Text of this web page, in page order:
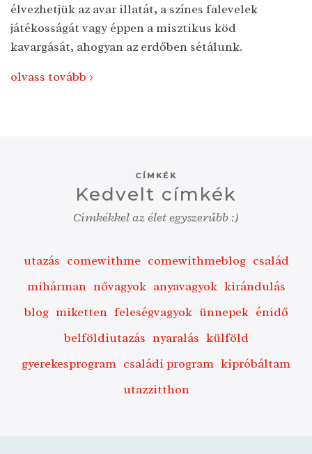
élvezhetjük az avar illatát, a színes falevelek
játékosságát vagy éppen a misztikus köd
kavargását, ahogyan az erdőben sétálunk.
olvass tovább >
CÍMKÉK
Kedvelt címkék
Címkékkel az élet egyszerűbb :)
utazás comewithme comewithmeblog család
mihárman nővagyok anyavagyok kirándulás
blog miketten feleségvagyok ünnepek énidő
belföldiutazás nyaralás külföld
gyerekesprogram családi program kipróbáltam
utazzitthon